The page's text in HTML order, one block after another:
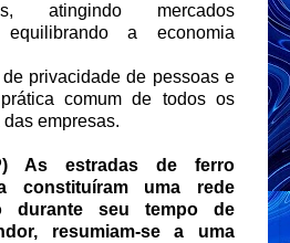
atingindo mercados
a economia
privacidade de pessoas e
comum de todos os
empresas.
As estradas de ferro
constituíram uma rede
durante seu tempo de
resumiam-se a uma